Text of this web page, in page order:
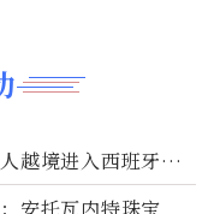
越境进入西班牙休